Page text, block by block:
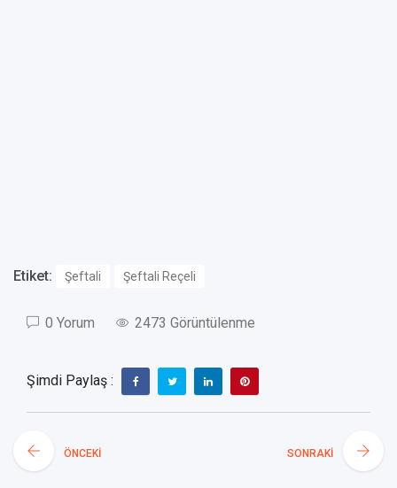
Etiket: Şeftali Şeftali Reçeli
0 Yorum 2473 Görüntülenme
Şimdi Paylaş :
ÖNCEKI SONRAKI